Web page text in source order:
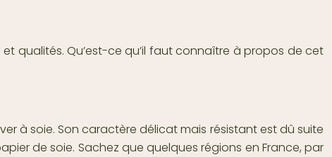
et qualités. Qu’est-ce qu’il faut connaître à propos de cet
à soie. Son caractère délicat mais résistant est dû suite
de soie. Sachez que quelques régions en France, par